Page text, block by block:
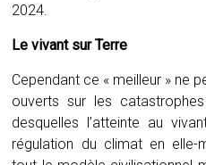
2024.
Le vivant sur Terre
Cependant ce « meilleur » ne
ouverts sur les
desquelles l’atteinte au
régulation du climat en elle-